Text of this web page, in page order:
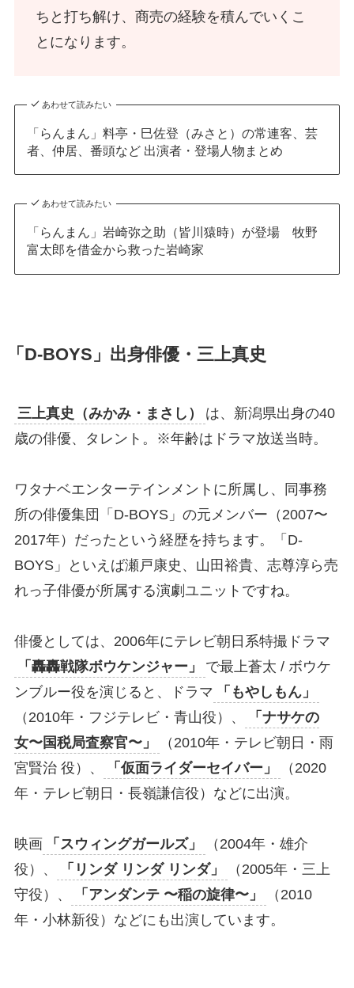
ちと打ち解け、商売の経験を積んでいくこ
とになります。
あわせて読みたい
「らんまん」料亭・巳佐登（みさと）の常連客、芸
者、仲居、番頭など 出演者・登場人物まとめ
あわせて読みたい
「らんまん」岩崎弥之助（皆川猿時）が登場 牧野
富太郎を借金から救った岩崎家
「D-BOYS」出身俳優・三上真史
三上真史（みかみ・まさし）
は、新潟県出身の40
歳の俳優、タレント。※年齢はドラマ放送当時。
ワタナベエンターテインメントに所属し、同事務
所の俳優集団「D-BOYS」の元メンバー（2007〜
2017年）だったという経歴を持ちます。「D-
BOYS」といえば瀬戸康史、山田裕貴、志尊淳ら売
れっ子俳優が所属する演劇ユニットですね。
俳優としては、2006年にテレビ朝日系特撮ドラマ
「轟轟戦隊ボウケンジャー」
で最上蒼太 / ボウケ
ンブルー役を演じると、ドラマ
「もやしもん」
（2010年・フジテレビ・青山役）、
「ナサケの
女〜国税局査察官〜」
（2010年・テレビ朝日・雨
宮賢治 役）、
「仮面ライダーセイバー」
（2020
年・テレビ朝日・長嶺謙信役）などに出演。
映画 「スウィングガールズ」
（2004年・雄介
役）、
「リンダ リンダ リンダ」
（2005年・三上
守役）、
「アンダンテ 〜稲の旋律〜」
（2010
年・小林新役）などにも出演しています。